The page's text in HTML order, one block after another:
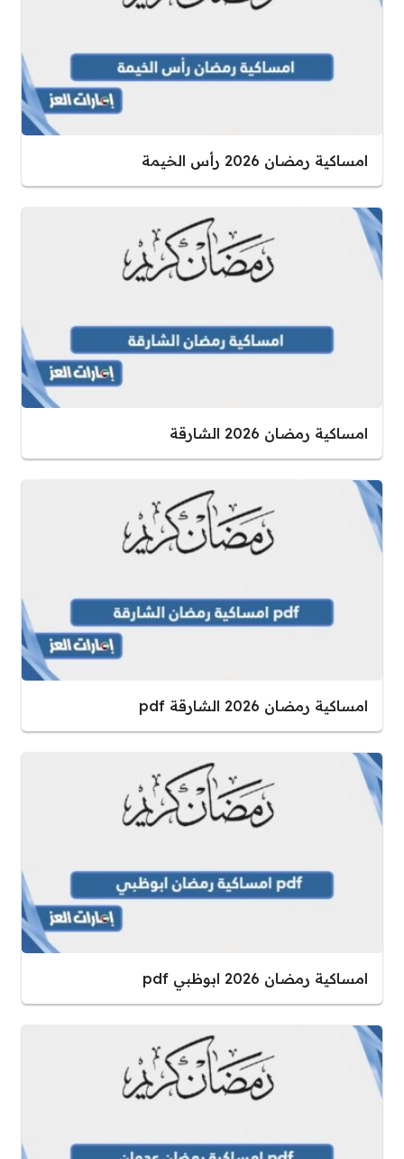
امساكية رمضان 2026 رأس الخيمة
امساكية رمضان 2026 الشارقة
امساكية رمضان 2026 الشارقة pdf
امساكية رمضان 2026 ابوظبي pdf